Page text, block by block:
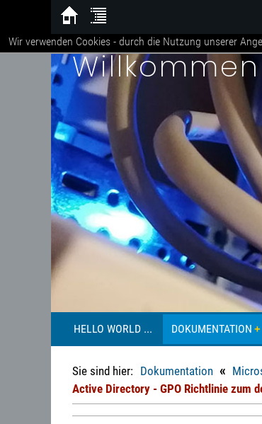
Willkommen
HELLO WORLD ... DOKUMENTATION
Sie sind hier: Dokumentation «
Active Directory - GPO Richtlinie zum
Wir verwenden Cookies - durch die Nutzung unserer